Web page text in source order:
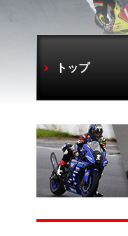
トップ